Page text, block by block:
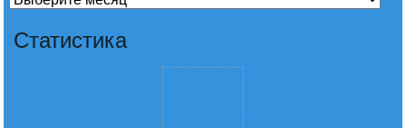
Статистика